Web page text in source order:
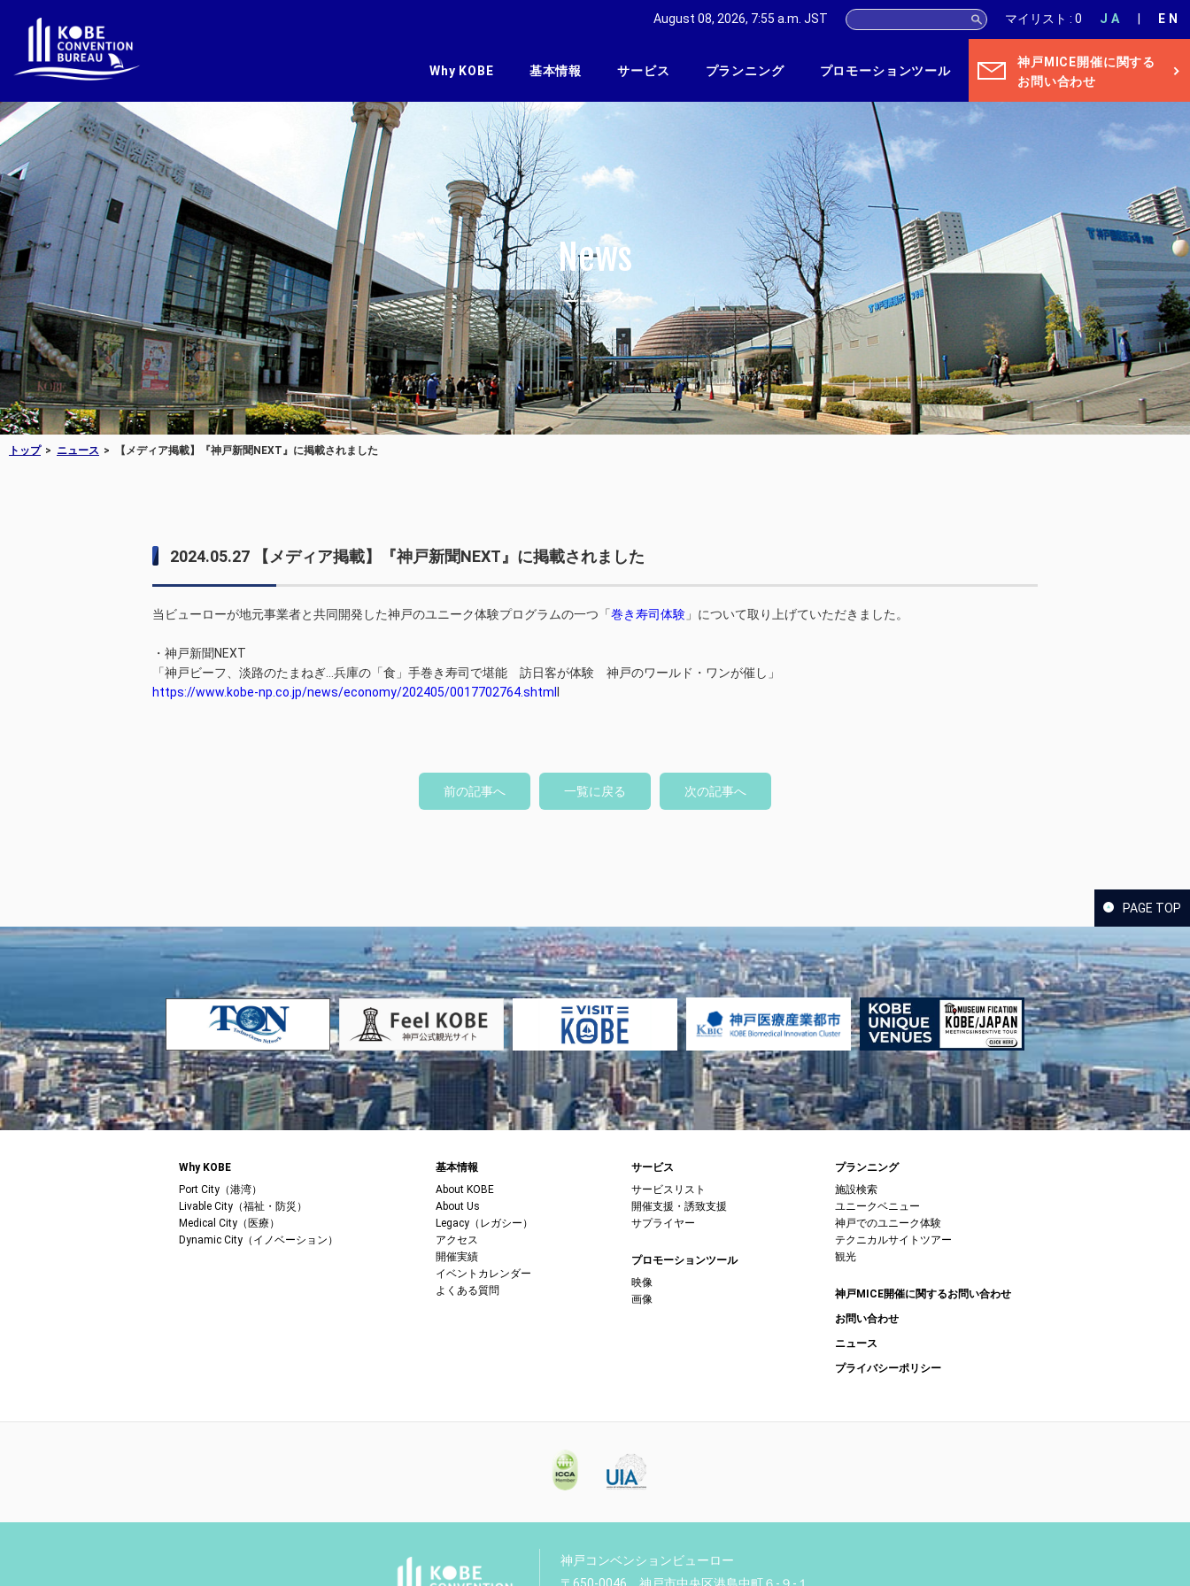
Why KOBE 基本情報 サービス プランニング プロモーションツール
神戸MICE開催に関する
お問い合わせ
August 08, 2026, 7:55 a.m. JST マイリスト : 0 JA EN
News
ニュース
トップ ニュース 【メディア掲載】『神戸新聞NEXT』に掲載されました
2024.05.27 【メディア掲載】『神戸新聞NEXT』に掲載されました
当ビューローが地元事業者と共同開発した神戸のユニーク体験プログラムの一つ「巻き寿司体験 」について取り上げていただきました。
・神戸新聞NEXT
「神戸ビーフ、淡路のたまねぎ…兵庫の「食」手巻き寿司で堪能 訪日客が体験 神戸のワールド・ワンが催し」
https://www.kobe-np.co.jp/news/economy/202405/0017702764.shtml
前の記事へ 一覧に戻る 次の記事へ
PAGE TOP
Why KOBE
Port City（港湾）
Livable City（福祉・防災）
Medical City（医療）
Dynamic City（イノベーション）
基本情報
About KOBE
About Us
Legacy（レガシー）
アクセス
開催実績
イベントカレンダー
よくある質問
サービス
サービスリスト
開催支援・誘致支援
サプライヤー
プロモーションツール
映像
画像
プランニング
施設検索
ユニークベニュー
神戸でのユニーク体験
テクニカルサイトツアー
観光
神戸MICE開催に関するお問い合わせ
お問い合わせ
ニュース
プライバシーポリシー
神戸コンベンションビューロー